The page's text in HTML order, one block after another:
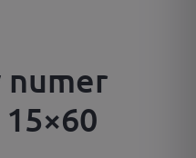
numer